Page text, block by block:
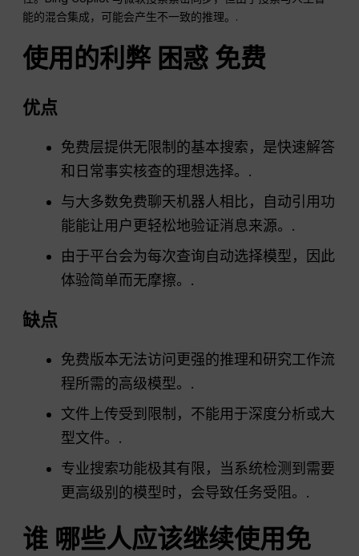
能的混合集成，可能会产生不一致的推理。.
使用的利弊 困惑 免费
优点
免费层提供无限制的基本搜索，是快速解答
和日常事实核查的理想选择。.
与大多数免费聊天机器人相比，自动引用功
能能让用户更轻松地验证消息来源。.
由于平台会为每次查询自动选择模型，因此
体验简单而无摩擦。.
缺点
免费版本无法访问更强的推理和研究工作流
程所需的高级模型。.
文件上传受到限制，不能用于深度分析或大
型文件。.
专业搜索功能极其有限，当系统检测到需要
更高级别的模型时，会导致任务受阻。.
谁 哪些人应该继续使用免